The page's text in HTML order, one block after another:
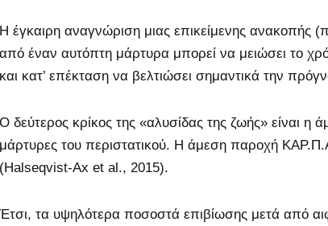
Η έγκαιρη αναγνώριση μιας επικείμενης
από έναν αυτόπτη μάρτυρα μπορεί να μειώσει το
και κατ’ επέκταση να βελτιώσει σημαντικά την
Ο δεύτερος κρίκος της «αλυσίδας της ζωής» είναι
μάρτυρες του περιστατικού. Η άμεση παροχή
(Halseqvist-Ax et al., 2015).
Έτσι, τα υψηλότερα ποσοστά επιβίωσης μετά από